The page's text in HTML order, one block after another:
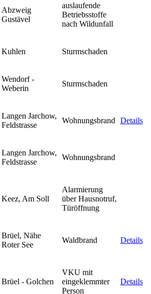
Abzweig
Gustävel
auslaufende
Betriebsstoffe
nach Wildunfall
Kuhlen Sturmschaden
Wendorf -
Weberin
Sturmschaden
Langen Jarchow,
Feldstrasse
Wohnungsbrand Details
Langen Jarchow,
Feldstrasse
Wohnungsbrand
Keez, Am Soll
Alarmierung
über Hausnotruf,
Türöffnung
Brüel, Nähe
Roter See
Waldbrand Details
Brüel - Golchen
VKU mit
eingeklemmter
Person
Details